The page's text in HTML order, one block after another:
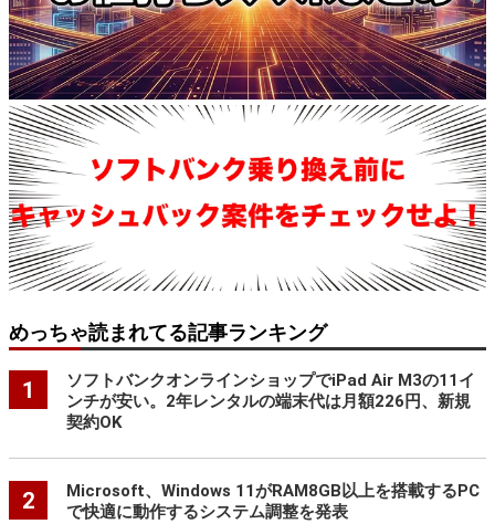
めっちゃ読まれてる記事ランキング
1
ソフトバンクオンラインショップでiPad Air M3の11イ
ンチが安い。2年レンタルの端末代は月額226円、新規
契約OK
2
Microsoft、Windows 11がRAM8GB以上を搭載するPC
で快適に動作するシステム調整を発表